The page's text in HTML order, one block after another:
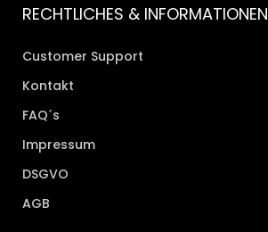
RECHTLICHES & INFORMATIONEN
Customer Support
Kontakt
FAQ´s
Impressum
DSGVO
AGB